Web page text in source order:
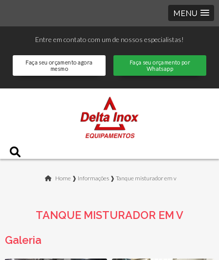
MENU
Entre em contato com um de nossos especialistas!
Faça seu orçamento agora
mesmo
Faça seu orçamento por
Whatsapp
Home ❱ Informações ❱ Tanque misturador em v
TANQUE MISTURADOR EM V
Galeria